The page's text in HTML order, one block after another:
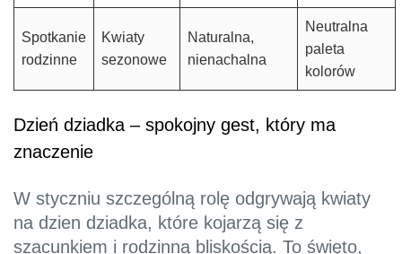
Spotkanie
rodzinne
Kwiaty
sezonowe
Naturalna,
nienachalna
Neutralna
paleta
kolorów
Dzień dziadka – spokojny gest, który ma
znaczenie
W styczniu szczególną rolę odgrywają kwiaty
na dzien dziadka, które kojarzą się z
szacunkiem i rodzinną bliskością. To święto,